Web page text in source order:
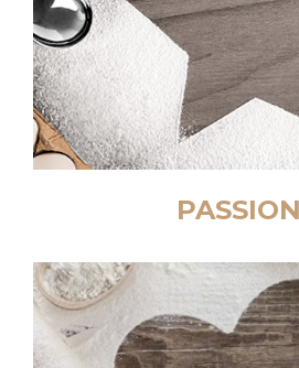
nostre lavorazioni,
dai più importanti produttori
autorizzati delle aziende
affidabili.
È da sempre la passione il
nostra